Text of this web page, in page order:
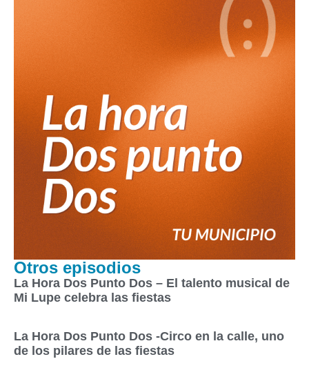
Otros episodios
La Hora Dos Punto Dos – El talento musical de
Mi Lupe celebra las fiestas
La Hora Dos Punto Dos -Circo en la calle, uno
de los pilares de las fiestas